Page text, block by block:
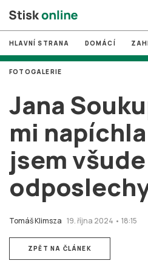
# MUNI
Brno
# volby
login PŘIHLÁSIT SE
Zapomněli jste heslo?
Založit nový účet
HLAVNÍ STRANA DOMÁCÍ
Jana
mi
jsem všude
Tomáš Klimsza 19. října 2024 • 18:15
FOTOGALERIE
ZPĚT NA ČLÁNEK